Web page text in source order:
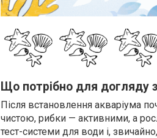
Що потрібно для догляду
Після встановлення акваріума
чистою, рибки — активними, а
тест-системи для води і,